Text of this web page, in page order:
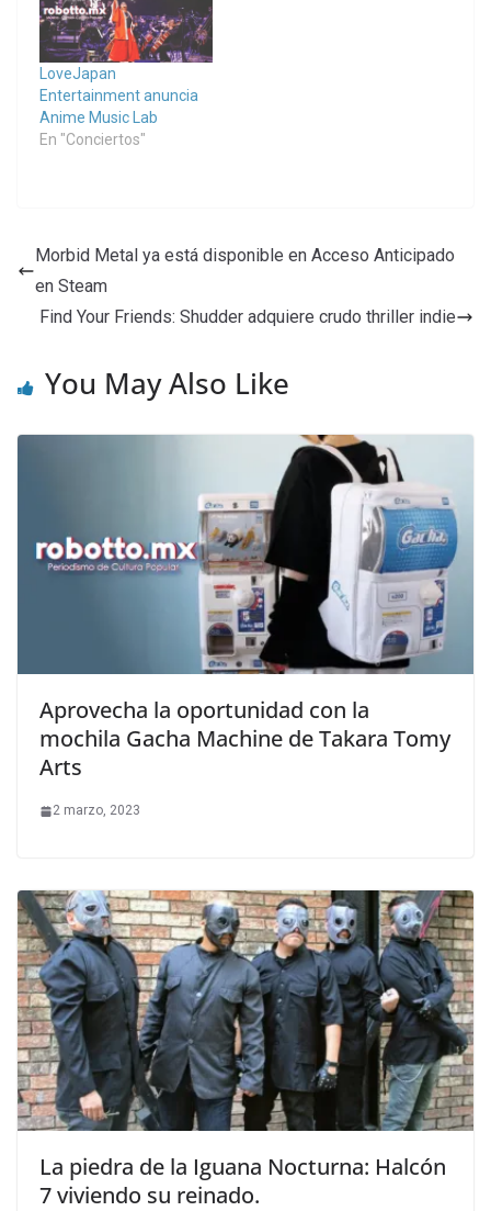
LoveJapan
Entertainment anuncia
Anime Music Lab
En "Conciertos"
Morbid Metal ya está disponible en Acceso Anticipado
en Steam
Find Your Friends: Shudder adquiere crudo thriller indie
You May Also Like
Aprovecha la oportunidad con la
mochila Gacha Machine de Takara Tomy
Arts
2 marzo, 2023
La piedra de la Iguana Nocturna: Halcón
7 viviendo su reinado.